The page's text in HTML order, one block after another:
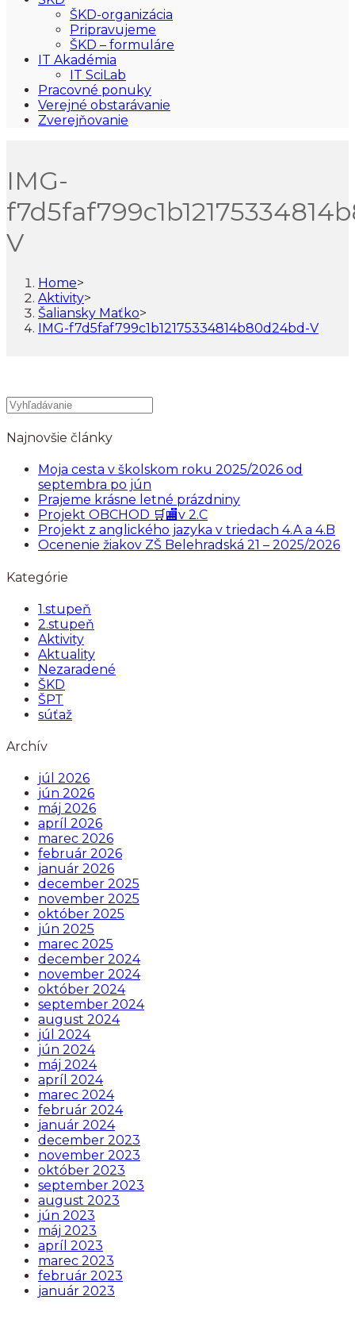
ŠKD-organizácia
Pripravujeme
ŠKD – formuláre
IT Akadémia
IT SciLab
Pracovné ponuky
Verejné obstarávanie
Zverejňovanie
IMG-
V
Home>
Aktivity>
Šaliansky Maťko>
IMG-f7d5faf799c1b12175334814b80d24bd-V
Najnovšie články
Moja cesta v školskom roku 2025/2026 od
septembra po jún
Prajeme krásne letné prázdniny
Projekt OBCHOD 🛒🏬v 2.C
Projekt z anglického jazyka v triedach 4.A a 4.B
Ocenenie žiakov ZŠ Belehradská 21 – 2025/2026
Kategórie
1.stupeň
2.stupeň
Aktivity
Aktuality
Nezaradené
ŠKD
ŠPT
súťaž
Archív
júl 2026
jún 2026
máj 2026
apríl 2026
marec 2026
február 2026
január 2026
december 2025
november 2025
október 2025
jún 2025
marec 2025
december 2024
november 2024
október 2024
september 2024
august 2024
júl 2024
jún 2024
máj 2024
apríl 2024
marec 2024
február 2024
január 2024
december 2023
november 2023
október 2023
september 2023
august 2023
jún 2023
máj 2023
apríl 2023
marec 2023
február 2023
január 2023